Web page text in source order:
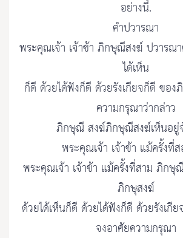
อย่างนี้.
คำปวารณา
พระคุณเจ้า เจ้าข้า ภิกษุณีสงฆ์ ปวารณ
ได้เห็น
ก็ดี ด้วยได้ฟังก็ดี ด้วยรังเกียจก็ดี ของ
ความกรุณาว่ากล่าว
ภิกษุณี สงฆ์ภิกษุณีสงฆ์เห็นอยู่
พระคุณเจ้า เจ้าข้า แม้ครั้งที่
พระคุณเจ้า เจ้าข้า แม้ครั้งที่สาม ภิก
ภิกษุสงฆ์
ด้วยได้เห็นก็ดี ด้วยได้ฟังก็ดี ด้วยรังเกี
จงอาศัยความกรุณา